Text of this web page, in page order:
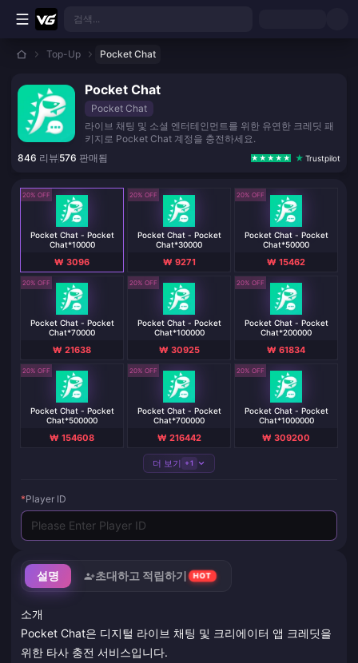
본문으로 바로가기
검색...
Top-Up Pocket Chat
Pocket Chat
Pocket Chat
라이브 채팅 및 소셜 엔터테인먼트를 위한 유연한 크레딧 패
키지로 Pocket Chat 계정을 충전하세요.
846 리뷰 576 판매됨 Trustpilot
설명 초대하고 적립하기 HOT
소개
Pocket Chat은 디지털 라이브 채팅 및 크리에이터 앱 크레딧을
위한 타사 충전 서비스입니다.
20% OFF
Pocket Chat - Pocket
Chat*10000
₩ 3096
20% OFF
Pocket Chat - Pocket
Chat*30000
₩ 9271
20% OFF
Pocket Chat - Pocket
Chat*50000
₩ 15462
20% OFF
Pocket Chat - Pocket
Chat*70000
₩ 21638
20% OFF
Pocket Chat - Pocket
Chat*100000
₩ 30925
20% OFF
Pocket Chat - Pocket
Chat*200000
₩ 61834
20% OFF
Pocket Chat - Pocket
Chat*500000
₩ 154608
20% OFF
Pocket Chat - Pocket
Chat*700000
₩ 216442
20% OFF
Pocket Chat - Pocket
Chat*1000000
₩ 309200
더 보기 +1
*Player ID